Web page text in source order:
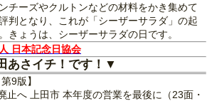
チーズやクルトンなどの材料をかき集めて
判となり、これが「シーザーサラダ」の起
きょうは、シーザーサラダの日です。
日本記念日協会
あさイチ！です！▼
9版】
止へ 上田市 本年度の営業を最後に（23面・